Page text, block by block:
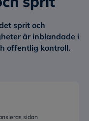
sprit och
är inblandade i
offentlig kontroll.
sidan